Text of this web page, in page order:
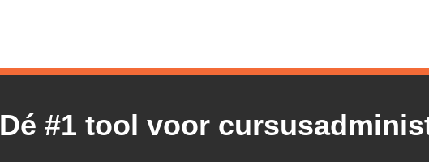
Dé #1 tool voor